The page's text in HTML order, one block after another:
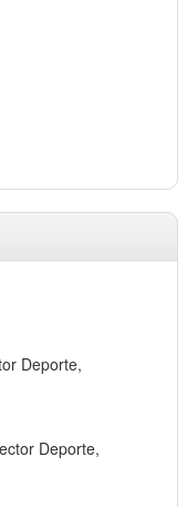
Deporte,
Deporte,